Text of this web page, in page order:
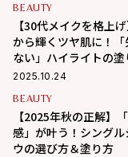
BEAUTY
【30代メイクを格上
から輝くツヤ肌に！「
ない」ハイライトの塗
2025.10.24
BEAUTY
【2025年秋の正解】
感」が叶う！シングル
ウの選び方＆塗り方